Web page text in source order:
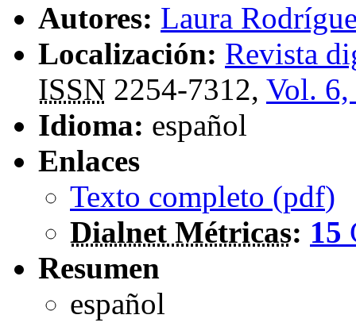
Autores: Laura
Localización: Revista
ISSN 2254-7312, Vol. 6,
Idioma: español
Enlaces
Texto completo (pdf)
Dialnet Métricas: 15
Resumen
español